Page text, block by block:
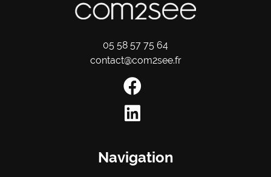
05 58 57 75 64
contact@com2see.fr
Navigation